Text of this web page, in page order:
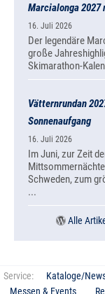
Marcialonga 2027
16. Juli 2026
Der legendäre
große
Skimarathon-
Vätternrundan
Sonnenaufgang
16. Juli 2026
Im Juni, zur Zeit
Schweden, zum
...
Alle
Service: Kataloge/
Messen & Events